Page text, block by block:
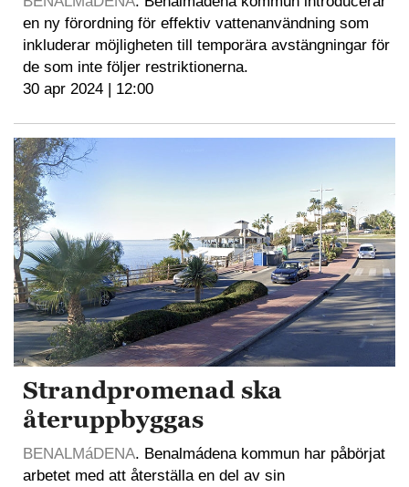
en ny förordning för effektiv vattenanvändning som
inkluderar möjligheten till temporära avstängningar för
de som inte följer restriktionerna.
30 apr 2024 | 12:00
Strandpromenad ska
återuppbyggas
BENALMáDENA. Benalmádena kommun har påbörjat
arbetet med att återställa en del av sin